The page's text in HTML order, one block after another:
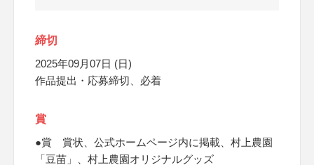
締切
2025年09月07日 (日)
作品提出・応募締切、必着
賞
●賞 賞状、公式ホームページ内に掲載、村上農園
「豆苗」、村上農園オリジナルグッズ